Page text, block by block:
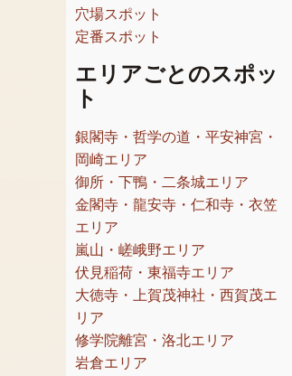
穴場スポット
定番スポット
エリアごとのスポッ
ト
銀閣寺・哲学の道・平安神宮・
岡崎エリア
御所・下鴨・二条城エリア
金閣寺・龍安寺・仁和寺・衣笠
エリア
嵐山・嵯峨野エリア
伏見稲荷・東福寺エリア
大徳寺・上賀茂神社・西賀茂エ
リア
修学院離宮・洛北エリア
岩倉エリア